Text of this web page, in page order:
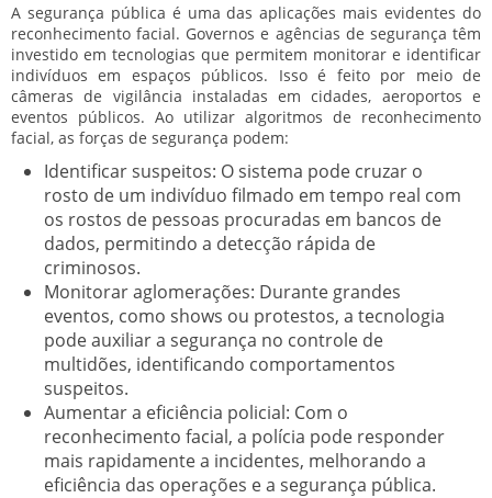
A segurança pública é uma das aplicações mais evidentes do
reconhecimento facial. Governos e agências de segurança têm
investido em tecnologias que permitem monitorar e identificar
indivíduos em espaços públicos. Isso é feito por meio de
câmeras de vigilância instaladas em cidades, aeroportos e
eventos públicos. Ao utilizar algoritmos de reconhecimento
facial, as forças de segurança podem:
Identificar suspeitos: O sistema pode cruzar o
rosto de um indivíduo filmado em tempo real com
os rostos de pessoas procuradas em bancos de
dados, permitindo a detecção rápida de
criminosos.
Monitorar aglomerações: Durante grandes
eventos, como shows ou protestos, a tecnologia
pode auxiliar a segurança no controle de
multidões, identificando comportamentos
suspeitos.
Aumentar a eficiência policial: Com o
reconhecimento facial, a polícia pode responder
mais rapidamente a incidentes, melhorando a
eficiência das operações e a segurança pública.